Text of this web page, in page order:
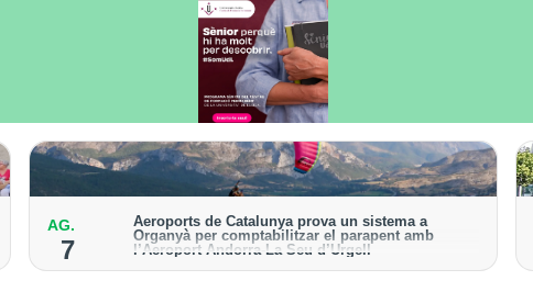
AG.
7
Aeroports de Catalunya prova un sistema a
Organyà per comptabilitzar el parapent amb
l’Aeroport Andorra-La Seu d’Urgell
El dispositiu geolocalitza els parapentistes amb una